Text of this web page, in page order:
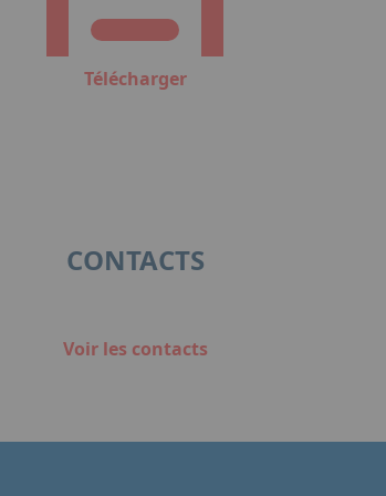
Télécharger
CONTACTS
Voir les contacts